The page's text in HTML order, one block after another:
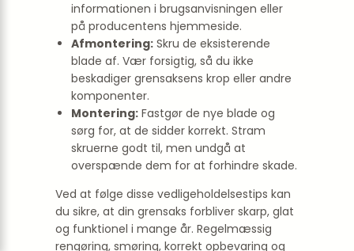
informationen i brugsanvisningen eller
på producentens hjemmeside.
Afmontering: Skru de eksisterende
blade af. Vær forsigtig, så du ikke
beskadiger grensaksens krop eller andre
komponenter.
Montering: Fastgør de nye blade og
sørg for, at de sidder korrekt. Stram
skruerne godt til, men undgå at
overspænde dem for at forhindre skade.
Ved at følge disse vedligeholdelsestips kan
du sikre, at din grensaks forbliver skarp, glat
og funktionel i mange år. Regelmæssig
rengøring, smøring, korrekt opbevaring og